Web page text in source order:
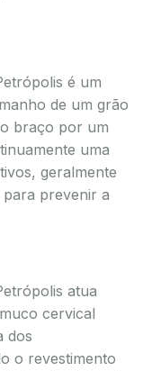
é um
de um grão
braço por um
uma
geralmente
prevenir a
atua
cervical
dos
o revestimento